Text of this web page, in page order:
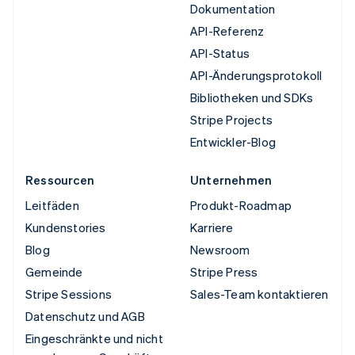
Dokumentation
API-Referenz
API-Status
API-Änderungsprotokoll
Bibliotheken und SDKs
Stripe Projects
Entwickler-Blog
Ressourcen
Leitfäden
Kundenstories
Blog
Gemeinde
Stripe Sessions
Datenschutz und AGB
Eingeschränkte und nicht
Unternehmen
Produkt-Roadmap
Karriere
Newsroom
Stripe Press
Sales-Team kontaktieren